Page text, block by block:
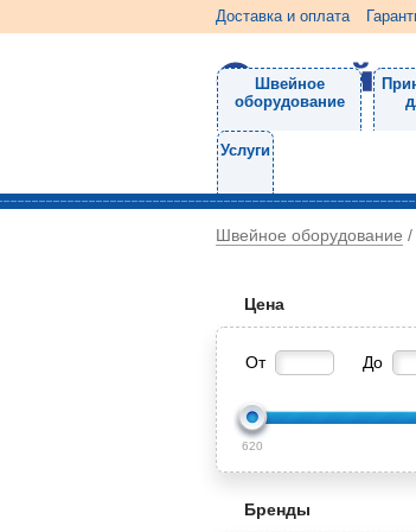
Доставка и оплата
Швейное
оборудование
Услуги
Швейное оборудование /
Цена
От До
620
Бренды